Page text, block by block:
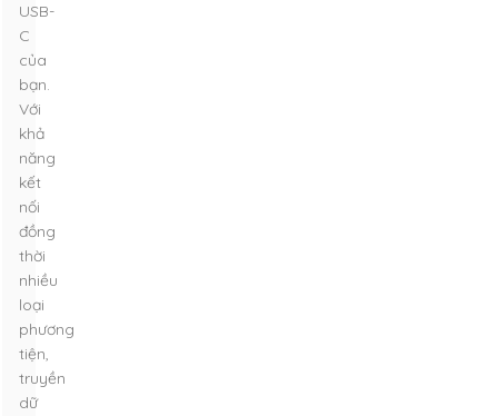
USB-
C
của
bạn.
Với
khả
năng
kết
nối
đồng
thời
nhiều
loại
phương
tiện,
truyền
dữ